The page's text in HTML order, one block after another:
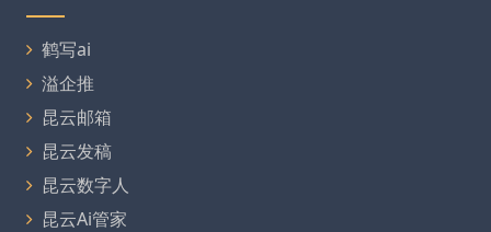
鹤写ai
溢企推
昆云邮箱
昆云发稿
昆云数字人
昆云Ai管家